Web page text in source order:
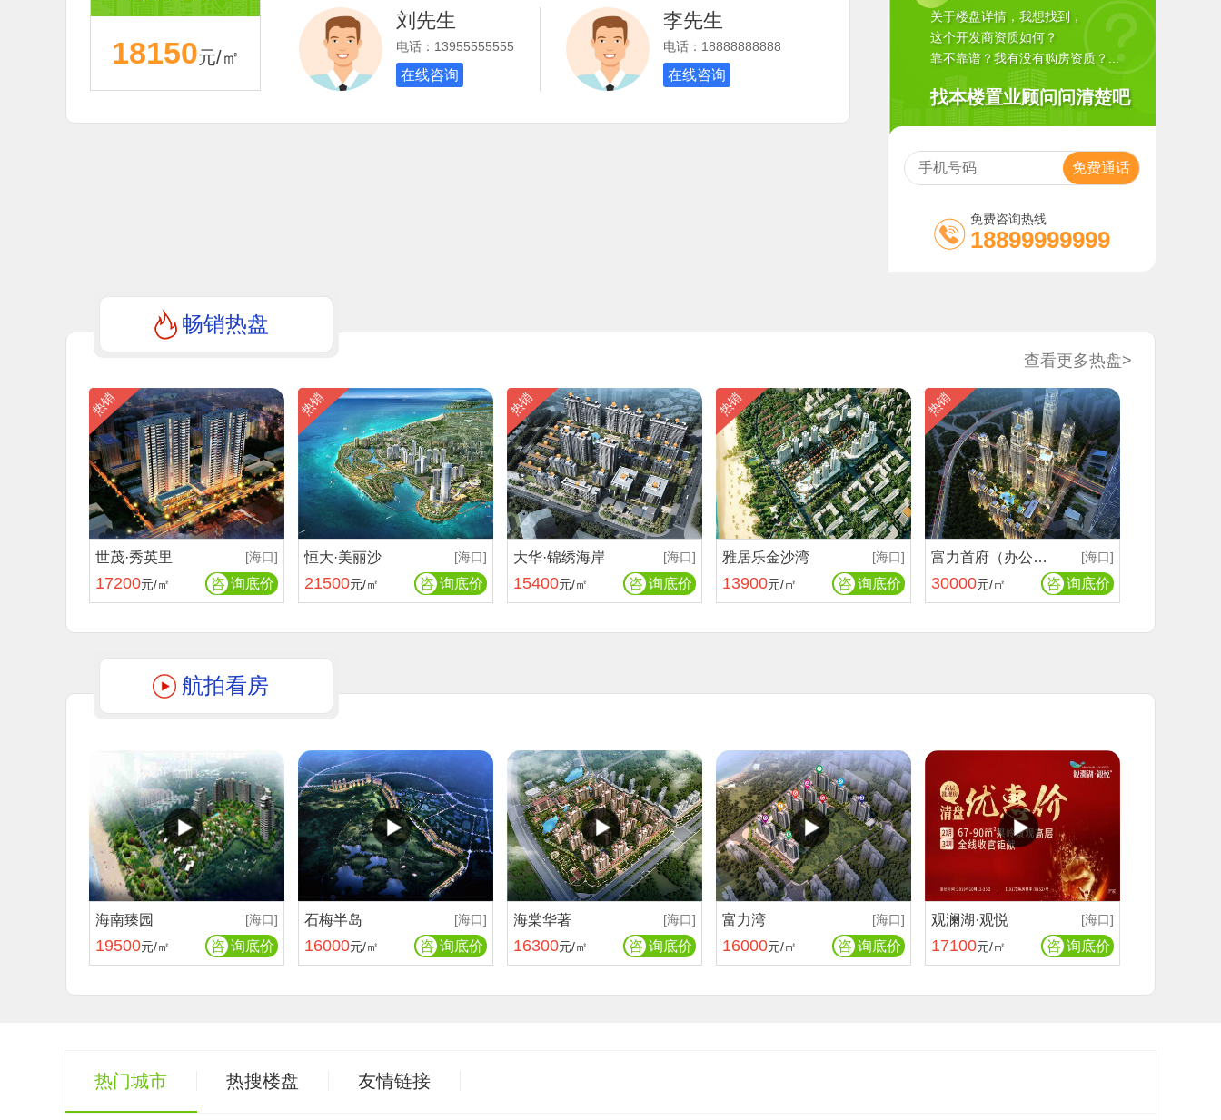
17456元/㎡
21750元/㎡
12500元/㎡
18150元/㎡
刘先生
电话：13955555555
在线咨询
李先生
电话：18888888888
在线咨询
关于楼盘详情，我想找到，
这个开发商资质如何？
靠不靠谱？我有没有购房资质？...
找本楼置业顾问问清楚吧
免费咨询热线
18899999999
畅销热盘
查看更多热盘>
热销
世茂·秀英里 [海口]
17200元/㎡ 咨 询底价
热销
恒大·美丽沙 [海口]
21500元/㎡ 咨 询底价
热销
大华·锦绣海岸 [海口]
15400元/㎡ 咨 询底价
热销
雅居乐金沙湾 [海口]
13900元/㎡ 咨 询底价
热销
富力首府（办公楼） [海口]
30000元/㎡ 咨 询底价
航拍看房
海南臻园 [海口]
19500元/㎡ 咨 询底价
石梅半岛 [海口]
16000元/㎡ 咨 询底价
海棠华著 [海口]
16300元/㎡ 咨 询底价
富力湾 [海口]
16000元/㎡ 咨 询底价
观澜湖·观悦 [海口]
17100元/㎡ 咨 询底价
热门城市 热搜楼盘 友情链接